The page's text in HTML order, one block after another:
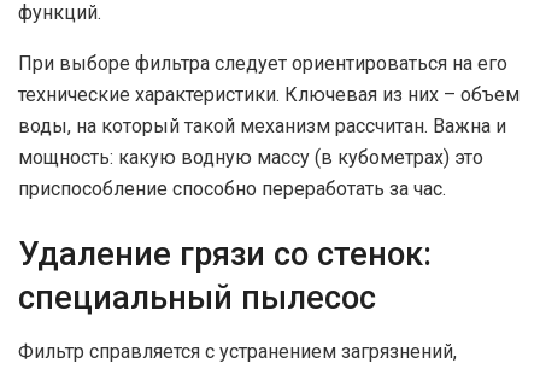
функций.
При выборе фильтра следует ориентироваться на его
технические характеристики. Ключевая из них – объем
воды, на который такой механизм рассчитан. Важна и
мощность: какую водную массу (в кубометрах) это
приспособление способно переработать за час.
Удаление грязи со стенок:
специальный пылесос
Фильтр справляется с устранением загрязнений,